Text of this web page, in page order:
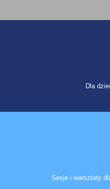
Dla
Sesje i warsztaty